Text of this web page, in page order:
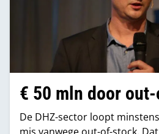
€ 50 mln door
De DHZ-sector loopt